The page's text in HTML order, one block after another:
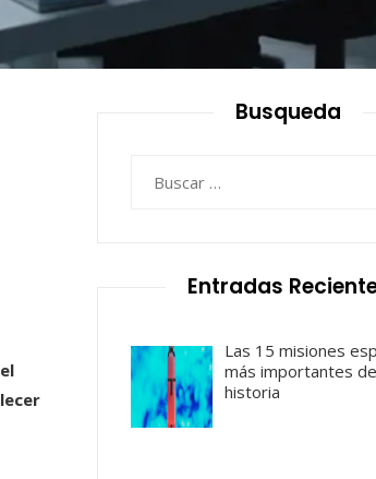
Busqueda
Entradas
Las 15 misiones
más importantes
historia